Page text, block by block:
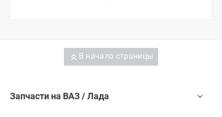
В начало страницы
Запчасти на ВАЗ / Лада